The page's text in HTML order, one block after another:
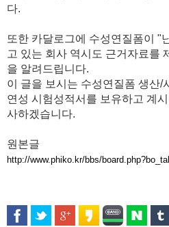
다.
또한 카달로그에 수성연질폼이 "
고 있는 회사 역시도 근거자료를
을 알려드립니다.
이 글을 보시는 수성연질폼 생산/
연성 시험성적서를 보유하고 계
사하겠습니다.
원본글
http://www.phiko.kr/bbs/